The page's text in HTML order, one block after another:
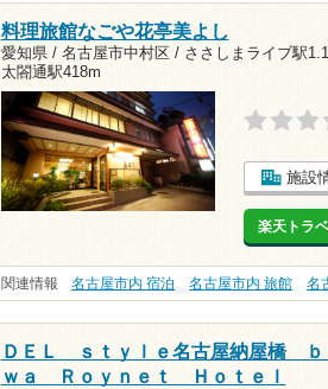
料理旅館なごや花亭美よし
愛知県 / 名古屋市中村区 / ささしまライブ駅
太閤通駅418m
施設
楽天トラ
関連情報 名古屋市内 宿泊 名古屋市内 旅館 名
ＤＥＬ ｓｔｙｌｅ名古屋納屋橋
ｗａ Ｒｏｙｎｅｔ Ｈｏｔｅｌ